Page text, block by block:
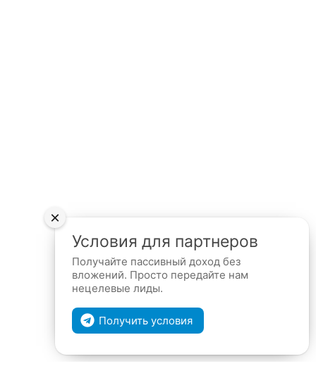
Условия для партнеров
Получайте пассивный доход без
вложений. Просто передайте нам
нецелевые лиды.
Получить условия
×